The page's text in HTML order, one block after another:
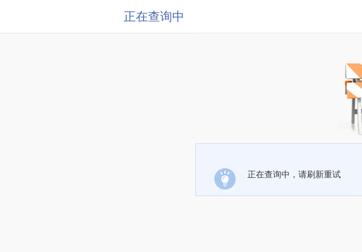
正在查询中
正在查询中，请刷新重试